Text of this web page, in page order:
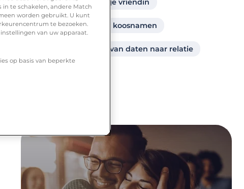
leuke bijnamen voor je vriendin
verleiden vrouw koosnamen
van daten naar relatie
te schakelen, andere Match
worden gebruikt. U kunt
te bezoeken.
van uw apparaat.
op basis van beperkte